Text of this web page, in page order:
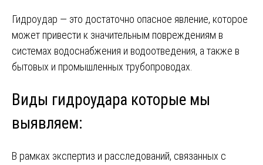
Гидроудар — это достаточно опасное явление, которое
может привести к значительным повреждениям в
системах водоснабжения и водоотведения, а также в
бытовых и промышленных трубопроводах.
Виды гидроудара которые мы
выявляем:
В рамках экспертиз и расследований, связанных с